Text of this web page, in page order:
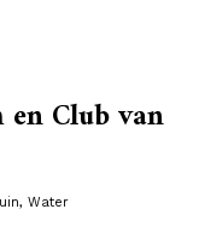
Club van
, Water